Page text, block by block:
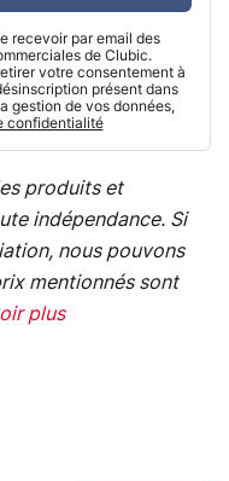
recevoir par email des
de Clubic.
votre consentement à
présent dans
gestion de vos données,
confidentialité
produits et
indépendance. Si
nous pouvons
mentionnés sont
plus